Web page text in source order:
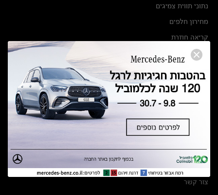
נתוני תווית צמיגים
מחירון חלפים
קריאה חוזרת
הודעה על הטבות לרכבי מרצדס בהסדר פשרה בתצ 56447-02-19
תקנון ימי מכירות 120 לכלמוביל
מצאו אותנו
אולמות תצוגה
מרכזי שירות
צור קשר